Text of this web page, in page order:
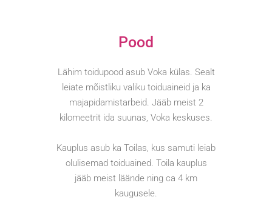
Pood
Lähim toidupood asub Voka külas. Sealt
leiate mõistliku valiku toiduaineid ja ka
majapidamistarbeid. Jääb meist 2
kilomeetrit ida suunas, Voka keskuses.
Kauplus asub ka Toilas, kus samuti leiab
olulisemad toiduained. Toila kauplus
jääb meist läände ning ca 4 km
kaugusele.